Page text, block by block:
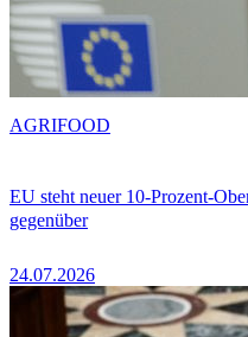
EU steht neuer 10-Prozent-
gegenüber
24.07.2026
AGRIFOOD